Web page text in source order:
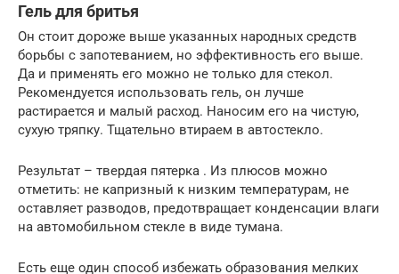
Гель для бритья
Он стоит дороже выше указанных народных средств
борьбы с запотеванием, но эффективность его выше.
Да и применять его можно не только для стекол.
Рекомендуется использовать гель, он лучше
растирается и малый расход. Наносим его на чистую,
сухую тряпку. Тщательно втираем в автостекло.
Результат – твердая пятерка . Из плюсов можно
отметить: не капризный к низким температурам, не
оставляет разводов, предотвращает конденсации влаги
на автомобильном стекле в виде тумана.
Есть еще один способ избежать образования мелких